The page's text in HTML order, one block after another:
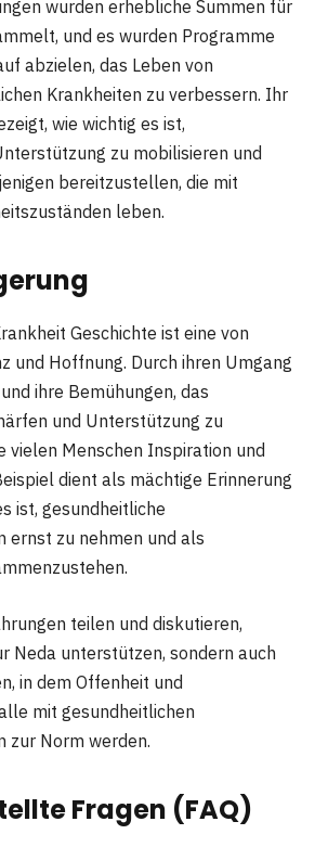
wurden erhebliche Summen für
und es wurden Programme
abzielen, das Leben von
Krankheiten zu verbessern. Ihr
wie wichtig es ist,
zu mobilisieren und
bereitzustellen, die mit
leben.
Geschichte ist eine von
und Hoffnung. Durch ihren Umgang
ihre Bemühungen, das
und Unterstützung zu
vielen Menschen Inspiration und
dient als mächtige Erinnerung
ist, gesundheitliche
ernst zu nehmen und als
teilen und diskutieren,
Neda unterstützen, sondern auch
in dem Offenheit und
mit gesundheitlichen
zur Norm werden.
Fragen (FAQ)